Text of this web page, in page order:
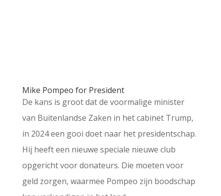
Mike Pompeo for President
De kans is groot dat de voormalige minister
van Buitenlandse Zaken in het cabinet Trump,
in 2024 een gooi doet naar het presidentschap.
Hij heeft een nieuwe speciale nieuwe club
opgericht voor donateurs. Die moeten voor
geld zorgen, waarmee Pompeo zijn boodschap